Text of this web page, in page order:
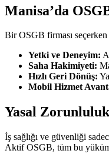
Manisa’da
Bir OSGB firması
Yetki ve Deneyim:
Saha Hakimiyeti:
Hızlı Geri Dönüş:
Mobil Hizmet
Yasal
İş sağlığı ve güvenliği
Aktif OSGB, tüm bu